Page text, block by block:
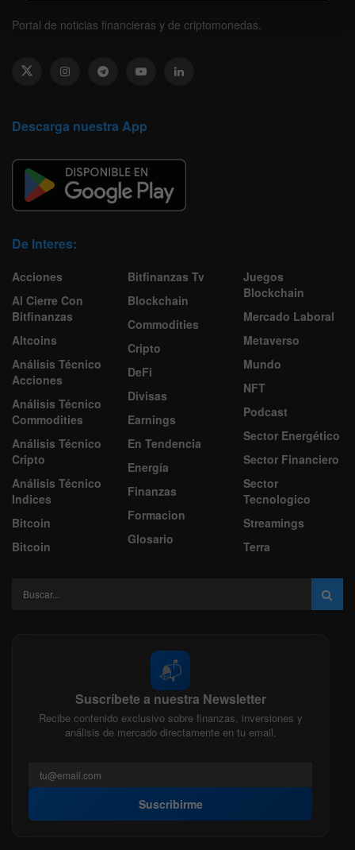
Portal de noticias financieras y de criptomonedas.
Descarga nuestra App
De Interes:
Acciones
Al Cierre Con
Bitfinanzas
Altcoins
Análisis Técnico
Acciones
Análisis Técnico
Commodities
Análisis Técnico
Cripto
Análisis Técnico
Indices
Bitcoin
Bitcoin
Bitfinanzas Tv
Blockchain
Commodities
Cripto
DeFi
Divisas
Earnings
En Tendencia
Energía
Finanzas
Formacion
Glosario
Juegos
Blockchain
Mercado Laboral
Metaverso
Mundo
NFT
Podcast
Sector Energético
Sector Financiero
Sector
Tecnologico
Streamings
Terra
📬
Suscríbete a nuestra Newsletter
Recibe contenido exclusivo sobre finanzas, inversiones y
análisis de mercado directamente en tu email.
Suscribirme